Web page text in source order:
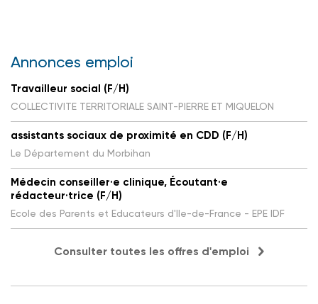
Annonces emploi
Travailleur social (F/H)
COLLECTIVITE TERRITORIALE SAINT-PIERRE ET MIQUELON
assistants sociaux de proximité en CDD (F/H)
Le Département du Morbihan
Médecin conseiller·e clinique, Écoutant·e
rédacteur·trice (F/H)
Ecole des Parents et Educateurs d'Ile-de-France - EPE IDF
Consulter toutes les offres d'emploi